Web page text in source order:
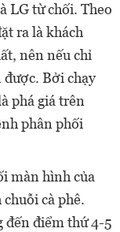
LG từ chối. Theo
ra là khách
nên nếu chỉ
Bởi chạy
phá giá trên
phân phối
màn hình của
cà phê.
đến điểm thứ 4-5